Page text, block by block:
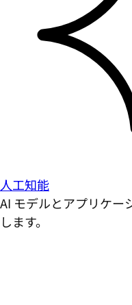
人工知能
AI モデルとアプリケー
します。